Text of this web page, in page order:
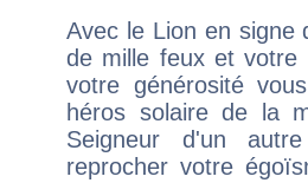
Avec le Lion en signe
de mille feux et votre
votre générosité
héros solaire de la
Seigneur d'un
reprocher votre